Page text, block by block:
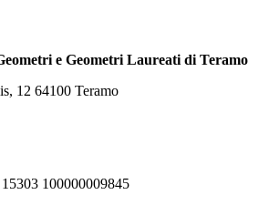
e Geometri Laureati di Teramo
12 64100 Teramo
100000009845